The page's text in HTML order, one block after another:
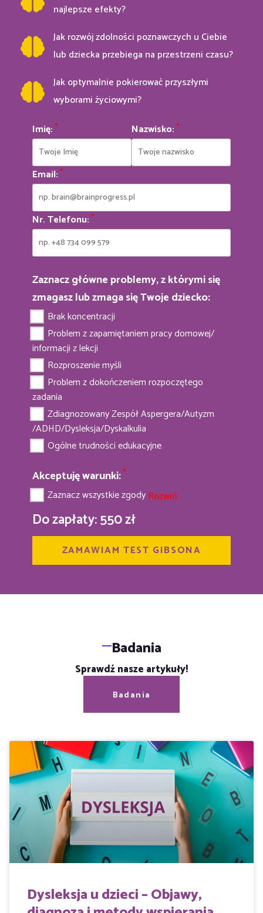
najlepsze efekty?
Jak rozwój zdolności poznawczych u Ciebie
lub dziecka przebiega na przestrzeni czasu?
Jak optymalnie pokierować przyszłymi
wyborami życiowymi?
Imię: * Nazwisko: *
Email: *
Nr. Telefonu: *
Zaznacz główne problemy, z którymi się
zmagasz lub zmaga się Twoje dziecko:
Brak koncentracji
Problem z zapamiętaniem pracy domowej/
informacji z lekcji
Rozproszenie myśli
Problem z dokończeniem rozpoczętego
zadania
Zdiagnozowany Zespół Aspergera/Autyzm
/ADHD/Dysleksja/Dyskalkulia
Ogólne trudności edukacyjne
Akceptuję warunki:*
Zaznacz wszystkie zgody Rozwiń
Do zapłaty: 550 zł
Badania
Sprawdź nasze artykuły!
Badania
Dysleksja u dzieci – Objawy,